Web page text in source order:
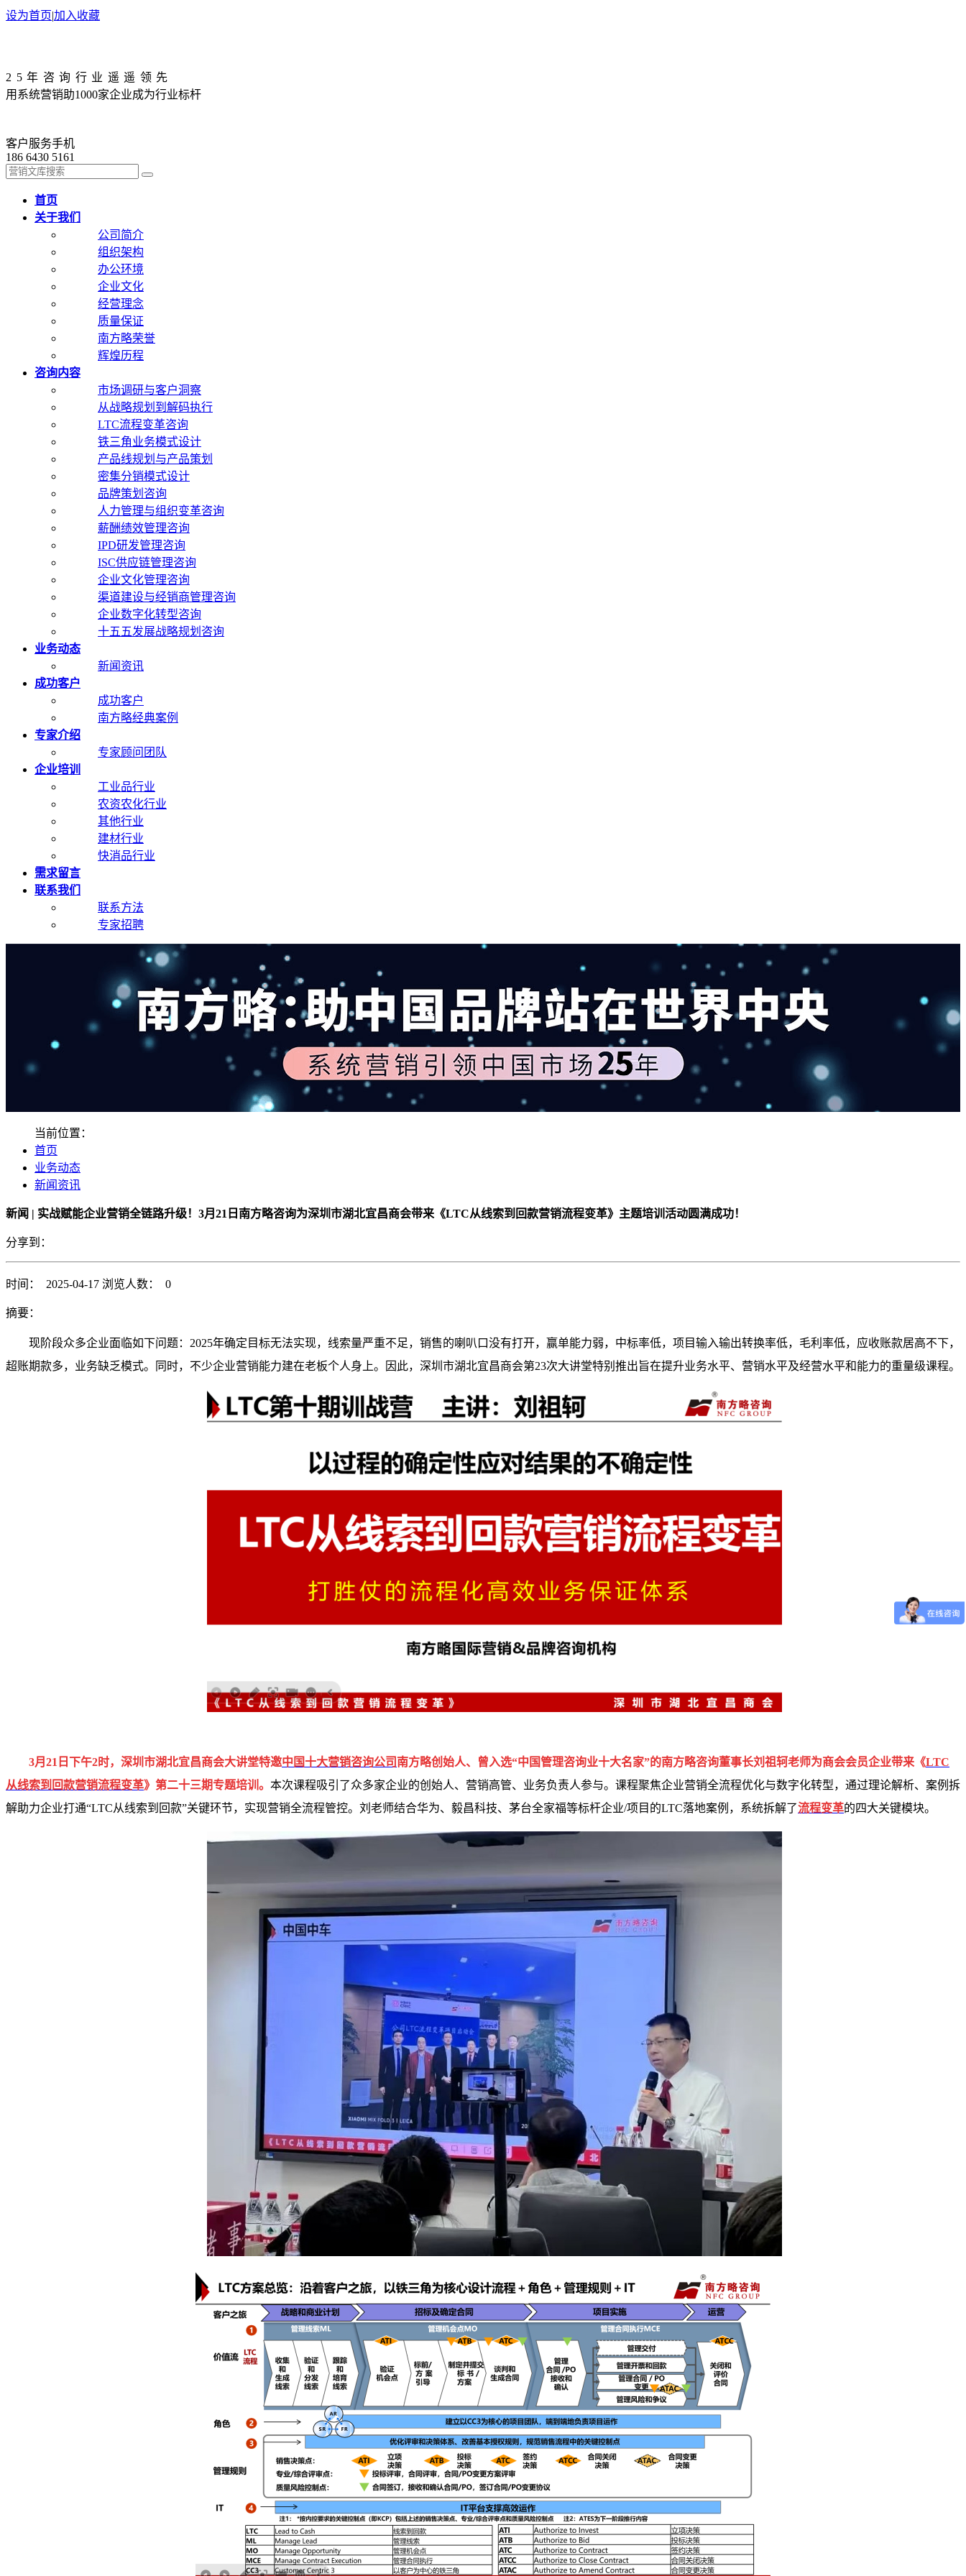
设为首页|加入收藏
25年咨询行业遥遥领先
用系统营销助1000家企业成为行业标杆
客户服务手机
186 6430 5161
首页
关于我们
公司简介
组织架构
办公环境
企业文化
经营理念
质量保证
南方略荣誉
辉煌历程
咨询内容
市场调研与客户洞察
从战略规划到解码执行
LTC流程变革咨询
铁三角业务模式设计
产品线规划与产品策划
密集分销模式设计
品牌策划咨询
人力管理与组织变革咨询
薪酬绩效管理咨询
IPD研发管理咨询
ISC供应链管理咨询
企业文化管理咨询
渠道建设与经销商管理咨询
企业数字化转型咨询
十五五发展战略规划咨询
业务动态
新闻资讯
成功客户
成功客户
南方略经典案例
专家介绍
专家顾问团队
企业培训
工业品行业
农资农化行业
其他行业
建材行业
快消品行业
需求留言
联系我们
联系方法
专家招聘
当前位置：
首页
业务动态
新闻资讯
新闻 | 实战赋能企业营销全链路升级！3月21日南方略咨询为深圳市湖北宜昌商会带来《LTC从线索到回款营销流程变革》主题培训活动圆满成功！
分享到：
时间： 2025-04-17 浏览人数： 0
摘要：
现阶段众多企业面临如下问题：2025年确定目标无法实现，线索量严重不足，销售的喇叭口没有打开，赢单能力弱，中标率低，项目输入输出转换率低，毛利率低，应收账款居高不下，
超账期款多，业务缺乏模式。同时，不少企业营销能力建在老板个人身上。因此，深圳市湖北宜昌商会第23次大讲堂特别推出旨在提升业务水平、营销水平及经营水平和能力的重量级课程。
3月21日下午2时，深圳市湖北宜昌商会大讲堂特邀中国十大营销咨询公司 南方略创始人、曾入选“中国管理咨询业十大名家”的南方略咨询董事长刘祖轲老师为商会会员企业带来《LTC
从线索到回款营销流程变革》第二十三期专题培训。 本次课程吸引了众多家企业的创始人、营销高管、业务负责人参与。课程聚焦企业营销全流程优化与数字化转型，通过理论解析、案例拆
解助力企业打通“LTC从线索到回款”关键环节，实现营销全流程管控。刘老师结合华为、毅昌科技、茅台全家福等标杆企业/项目的LTC落地案例，系统拆解了流程变革的四大关键模块。